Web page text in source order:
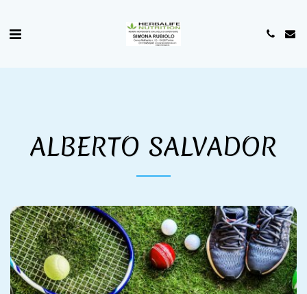
ALBERTO SALVADOR